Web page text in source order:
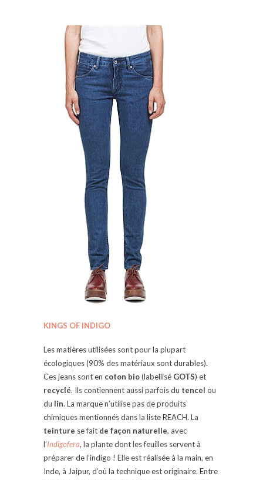
KINGS OF INDIGO
Les matières utilisées sont pour la plupart
écologiques (90% des matériaux sont durables).
Ces jeans sont en coton bio(labellisé GOTS) et
recyclé. Ils contiennent aussi parfois du tencel ou
du lin. La marque n’utilise pas de produits
chimiques mentionnés dans la liste REACH. La
teinture se fait de façon naturelle, avec
l’Indigofera, la plante dont les feuilles servent à
préparer de l’indigo ! Elle est réalisée à la main, en
Inde, à Jaipur, d’où la technique est originaire. Entre